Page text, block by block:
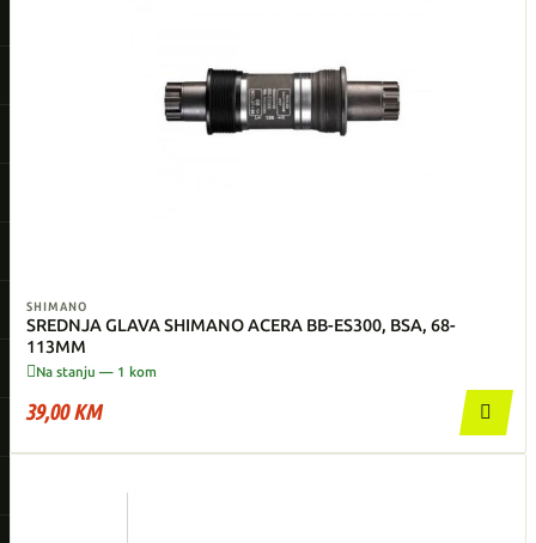
SHIMANO
SREDNJA GLAVA SHIMANO ACERA BB-ES300, BSA, 68-
113MM
Na stanju — 1 kom
39,00 KM 